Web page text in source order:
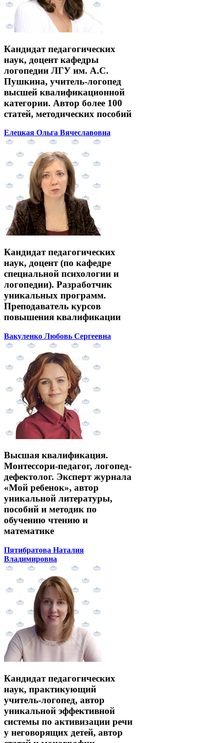
Кандидат педагогических
наук, доцент кафедры
логопедии ЛГУ им. А.С.
Пушкина, учитель-логопед
высшей квалификационной
категории. Автор более 100
статей, методических пособий
Елецкая Ольга Вячеславовна
Кандидат педагогических
наук, доцент (по кафедре
специальной психологии и
логопедии). Разработчик
уникальных программ.
Преподаватель курсов
повышения квалификации
Вакуленко Любовь Сергеевна
Высшая квалификация.
Монтессори-педагог, логопед-
дефектолог. Эксперт журнала
«Мой ребенок», автор
уникальной литературы,
пособий и методик по
обучению чтению и
математике
Пятибратова Наталия
Владимировна
Кандидат педагогических
наук, практикующий
учитель-логопед, автор
уникальной эффективной
системы по активизации речи
у неговорящих детей, автор